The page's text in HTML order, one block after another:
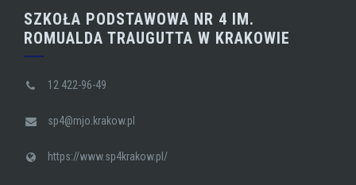
SZKOŁA PODSTAWOWA NR 4 IM.
ROMUALDA TRAUGUTTA W KRAKOWIE
12 422-96-49
sp4@mjo.krakow.pl
https://www.sp4krakow.pl/